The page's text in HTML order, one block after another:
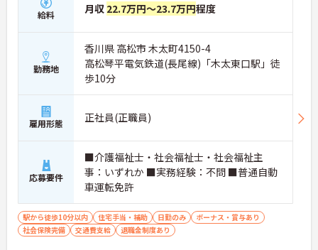
給料 月収 22.7万円～23.7万円程度
勤務地
香川県 高松市 木太町4150-4
高松琴平電気鉄道(長尾線)「木太東口駅」徒
歩10分
雇用形態 正社員(正職員)
応募要件
■介護福祉士・社会福祉士・社会福祉主
事：いずれか ■実務経験：不問 ■普通自動
車運転免許
駅から徒歩10分以内 住宅手当・補助 日勤のみ
ボーナス・賞与あり
社会保険完備
交通費支給 退職金制度あり